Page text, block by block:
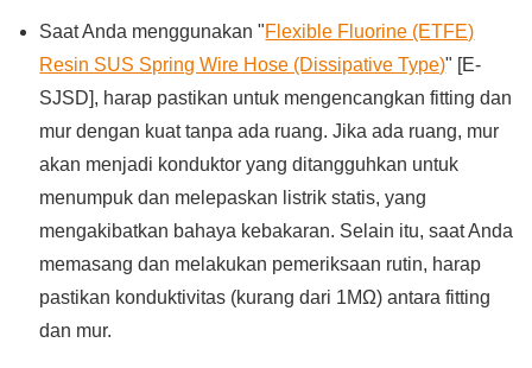
Saat Anda menggunakan "Flexible Fluorine (ETFE)
Resin SUS Spring Wire Hose (Dissipative Type)" [E-
SJSD], harap pastikan untuk mengencangkan fitting dan
mur dengan kuat tanpa ada ruang. Jika ada ruang, mur
akan menjadi konduktor yang ditangguhkan untuk
menumpuk dan melepaskan listrik statis, yang
mengakibatkan bahaya kebakaran. Selain itu, saat Anda
memasang dan melakukan pemeriksaan rutin, harap
pastikan konduktivitas (kurang dari 1MΩ) antara fitting
dan mur.